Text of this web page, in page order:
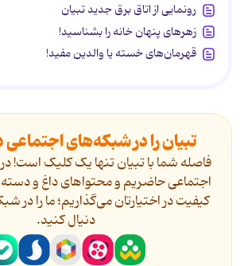
رونمایی از اتاق برق جدید تبیان
زهرهای پنهان خانه را بشناسید!
قهرمان‌های خسته یا والدین مفید!
تبیان را در شبکه‌های اجتماعی
فاصله شما با تبیان تنها یک کلیک است!
اجتماعی حاضریم و محتواهای داغ و دسته
کیفیت در اختیارتان می‌گذاریم؛ ما را در
دنیال کنید.